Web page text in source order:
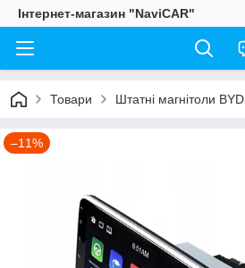
Інтернет-магазин "NaviCAR"
Товари Штатні магнітоли BYD
–11%